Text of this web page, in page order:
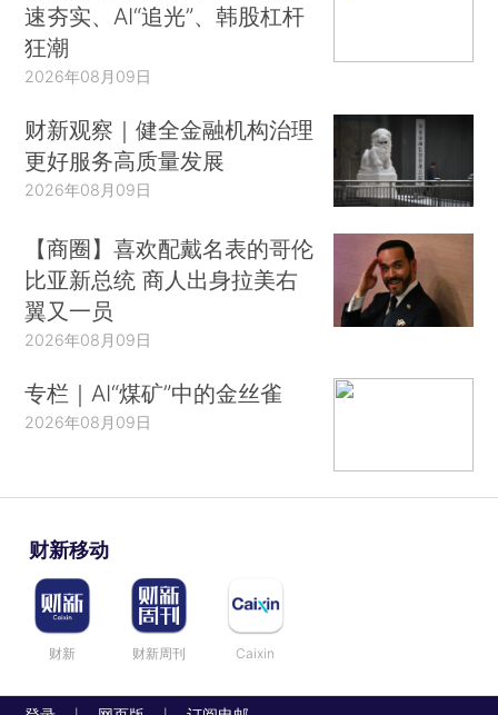
速夯实、AI“追光”、韩股杠杆
狂潮
2026年08月09日
财新观察｜健全金融机构治理
更好服务高质量发展
2026年08月09日
【商圈】喜欢配戴名表的哥伦
比亚新总统 商人出身拉美右
翼又一员
2026年08月09日
专栏｜AI“煤矿”中的金丝雀
2026年08月09日
财新移动
财新 财新周刊 Caixin